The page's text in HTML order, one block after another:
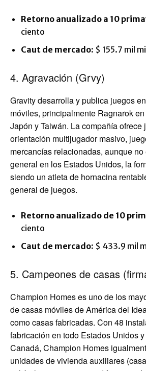
Retorno anualizado a 10
ciento
Caut de mercado: $ 155.7 mil
4. Agravación (Grvy)
Gravity desarrolla y publica juegos
móviles, principalmente Ragnarok
Japón y Taiwán. La compañía ofrece
orientación multijugador masivo,
mercancías relacionadas, aunque
general en los Estados Unidos, la
siendo un atleta de hornacina
general de juegos.
Retorno anualizado de 10
ciento
Caut de mercado: $ 433.9 mil
5. Campeones de casas
Champion Homes es uno de los
de casas móviles de América del
como casas fabricadas. Con 48
fabricación en todo Estados Unidos
Canadá, Champion Homes
unidades de vivienda auxiliares